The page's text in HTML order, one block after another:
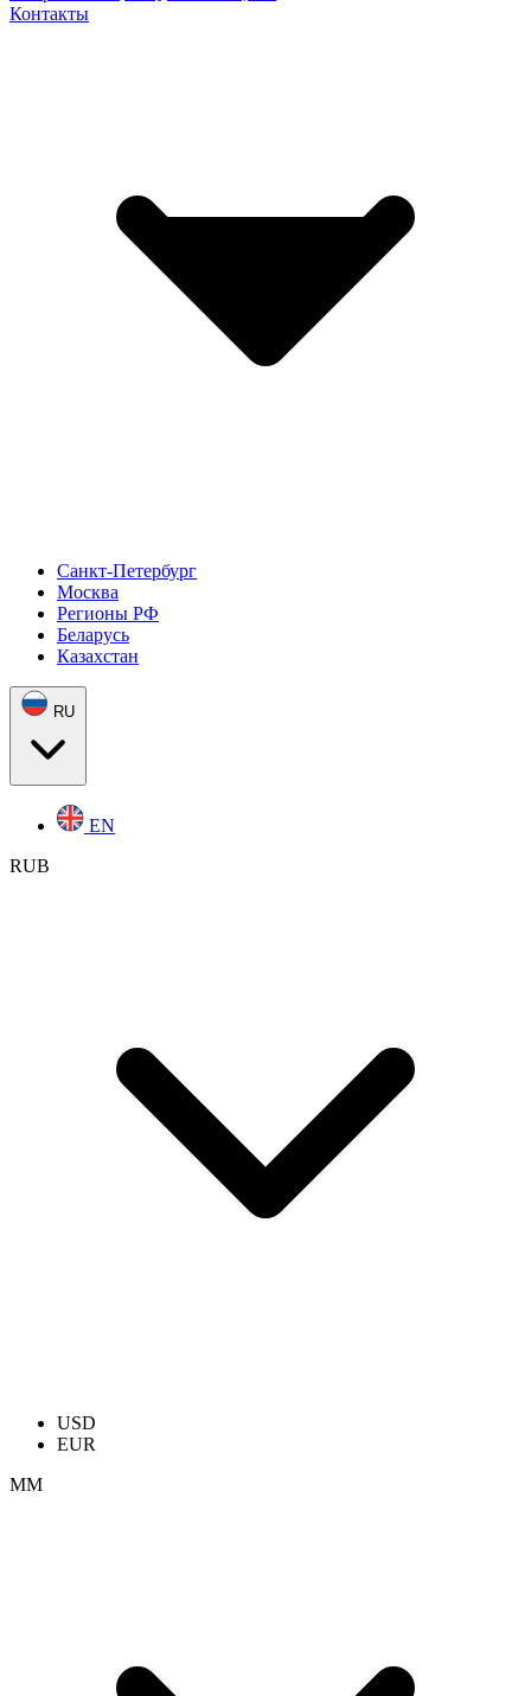
Контакты
Санкт-Петербург
Москва
Регионы РФ
Беларусь
Казахстан
RU
EN
RUB
USD
EUR
ММ